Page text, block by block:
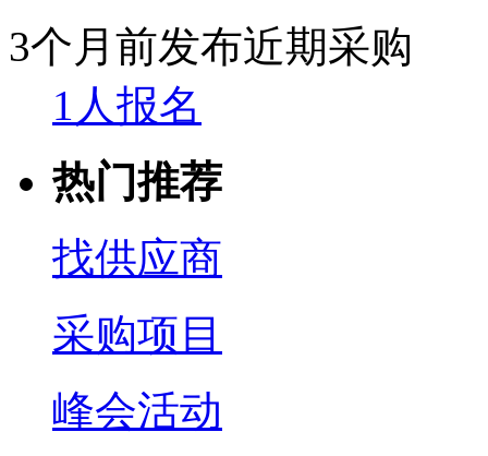
3个月前发布近期采购
1人报名
热门推荐
找供应商
采购项目
峰会活动